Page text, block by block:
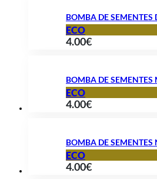
BOMBA DE SEMENTES
4.00€
ECO
BOMBA DE SEMENTES
4.00€
ECO
BOMBA DE SEMENTES
4.00€
ECO